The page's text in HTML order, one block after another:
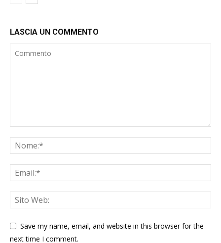
LASCIA UN COMMENTO
Save my name, email, and website in this browser for the
next time I comment.